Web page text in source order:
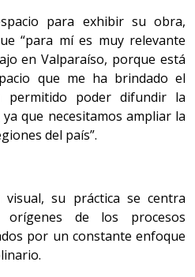
para exhibir su obra,
“para mí es muy relevante
en Valparaíso, porque está
que me ha brindado el
permitido poder difundir la
que necesitamos ampliar la
del país”.
su práctica se centra
orígenes de los procesos
por un constante enfoque